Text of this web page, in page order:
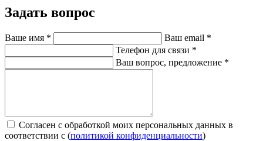
Задать вопрос
Ваше имя * Ваш email *
Телефон для связи *
Ваш вопрос, предложение *
Согласен с обработкой моих персональных данных в
соответствии с (политикой конфиденциальности)